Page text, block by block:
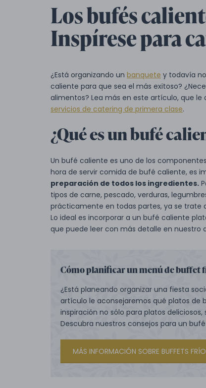
Los bufés
Inspírese para
¿Está organizando un banquete y todavía
caliente para que sea el más exitoso?
alimentos? Lea más en este artículo, que le
servicios de catering de primera clase.
¿Qué es un bufé
Un bufé caliente es uno de los
hora de servir comida de bufé caliente, es
preparación de todos los ingredientes.
tipos de carne, pescado, verduras,
prácticamente en todas partes, ya se trate
Lo ideal es incorporar a un bufé caliente
que puede leer con más detalle en nuestro
Cómo planificar un menú de buffet
¿Está planeando organizar una fiesta
artículo le aconsejaremos qué platos de
inspiración no sólo para platos
Descubra nuestros consejos para un
MÁS INFORMACIÓN SOBRE BUFFETS